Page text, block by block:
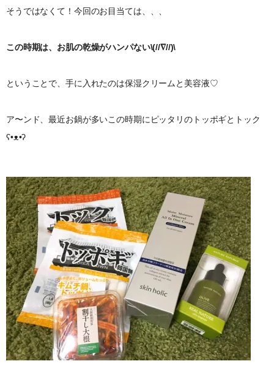
そうではなくて！今回のお目当ては、、、
この時期は、お肌の乾燥がハンパない\(//∇//)\
ということで、手に入れたのは保湿クリームと美容液♡
ア〜ンド、最近お鍋が多いこの時期にピッタリのトッポギとトック
ʕ•ᴥ•ʔ